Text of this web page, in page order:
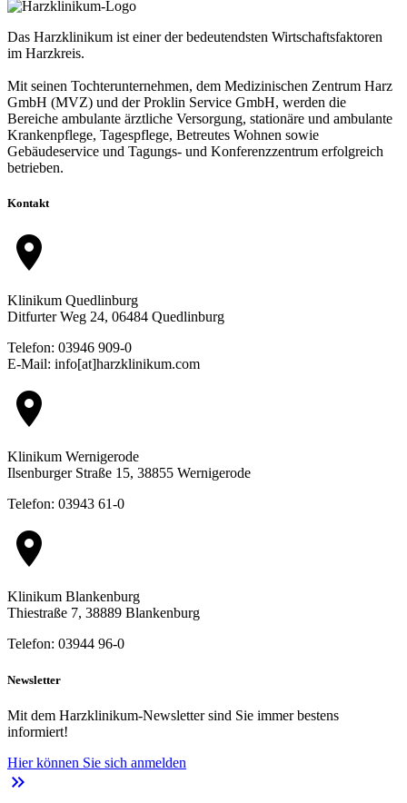
Das Harzklinikum ist einer der bedeutendsten Wirtschaftsfaktoren
im Harzkreis.
Mit seinen Tochterunternehmen, dem Medizinischen Zentrum Harz
GmbH (MVZ) und der Proklin Service GmbH, werden die
Bereiche ambulante ärztliche Versorgung, stationäre und ambulante
Krankenpflege, Tagespflege, Betreutes Wohnen sowie
Gebäudeservice und Tagungs- und Konferenzzentrum erfolgreich
betrieben.
Kontakt
location_on
Klinikum Quedlinburg
Ditfurter Weg 24, 06484 Quedlinburg
Telefon: 03946 909-0
E-Mail: info[at]harzklinikum.com
location_on
Klinikum Wernigerode
Ilsenburger Straße 15, 38855 Wernigerode
Telefon: 03943 61-0
location_on
Klinikum Blankenburg
Thiestraße 7, 38889 Blankenburg
Telefon: 03944 96-0
Newsletter
Mit dem Harzklinikum-Newsletter sind Sie immer bestens
informiert!
Hier können Sie sich anmelden
keyboard_double_arrow_right